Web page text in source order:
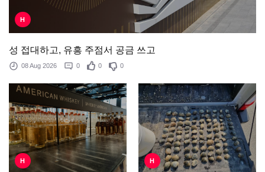
H
성 접대하고, 유흥 주점서 공금 쓰고
08 Aug 2026 0 0 0
H H